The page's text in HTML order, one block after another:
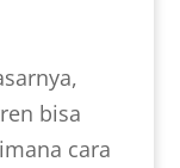
bisa
cara